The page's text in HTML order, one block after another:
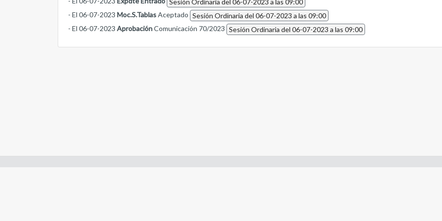
Sesión Ordinaria del 06-07-2023 a las 09:00
- El 06-07-2023 Moc.S.TablasAceptado Sesión Ordinaria del 06-07-2023 a las 09:00
- El 06-07-2023 AprobaciónComunicación 70/2023 Sesión Ordinaria del 06-07-2023 a las 09:00